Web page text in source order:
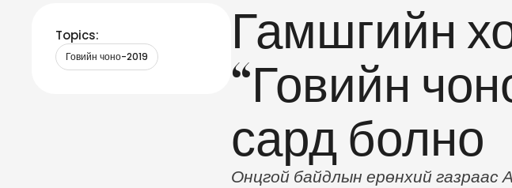
Topics:
Говийн чоно-2019
Гамшгийн
“Говийн
сард болно
Онцгой байдлын ерөнхий